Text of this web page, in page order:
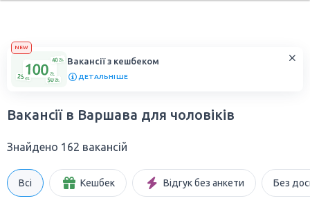
NEW
Вакансії з кешбеком
ДЕТАЛЬНІШЕ
Вакансії в Варшава для чоловіків
Знайдено 162 вакансій
Всі Кешбек Відгук без анкети Без